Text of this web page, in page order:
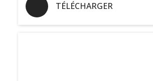
TÉLÉCHARGER